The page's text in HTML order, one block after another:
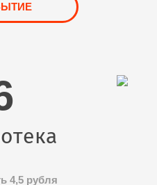
4,5 рубля